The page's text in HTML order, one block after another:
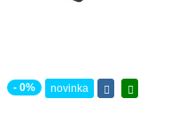
- 0% novinka